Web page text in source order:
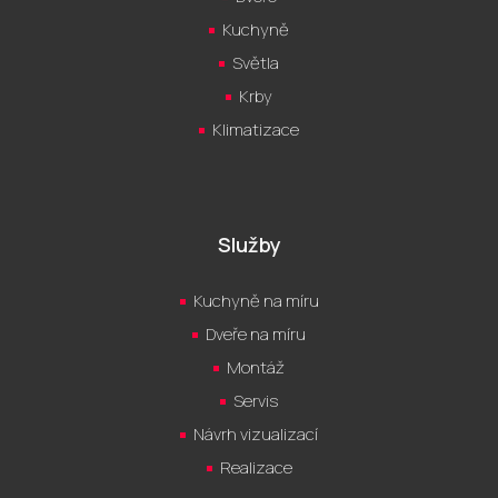
Kuchyně
Světla
Krby
Klimatizace
Služby
Kuchyně na míru
Dveře na míru
Montáž
Servis
Návrh vizualizací
Realizace